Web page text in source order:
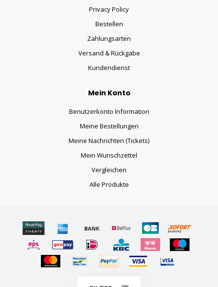
Privacy Policy
Bestellen
Zahlungsarten
Versand & Rückgabe
Kundendienst
Mein Konto
Benutzerkonto Information
Meine Bestellungen
Meine Nachrichten (Tickets)
Mein Wunschzettel
Vergleichen
Alle Produkte
© Copyright 2026